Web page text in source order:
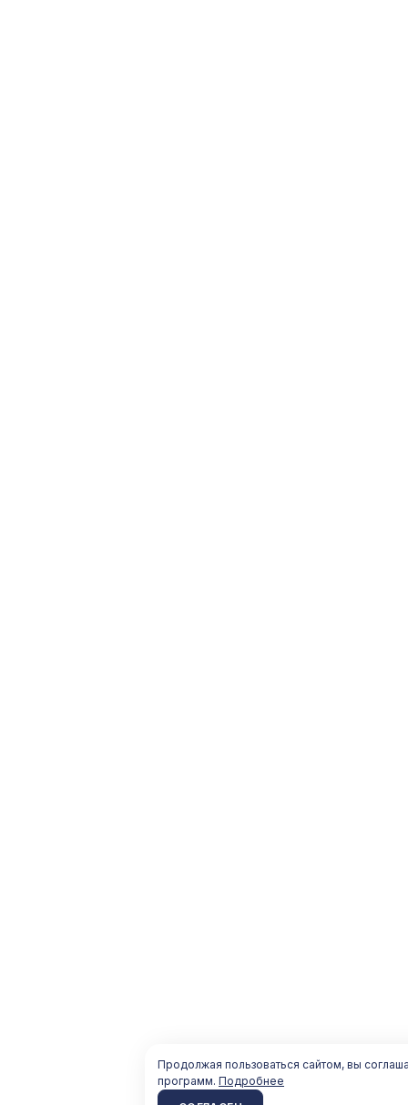
Продолжая пользоваться сайтом, вы
программ. Подробнее